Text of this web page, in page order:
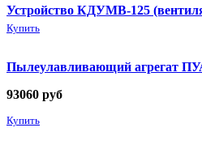
Устройство КДУМВ-125
Купить
Пылеулавливающий агрегат
93060 руб
Купить